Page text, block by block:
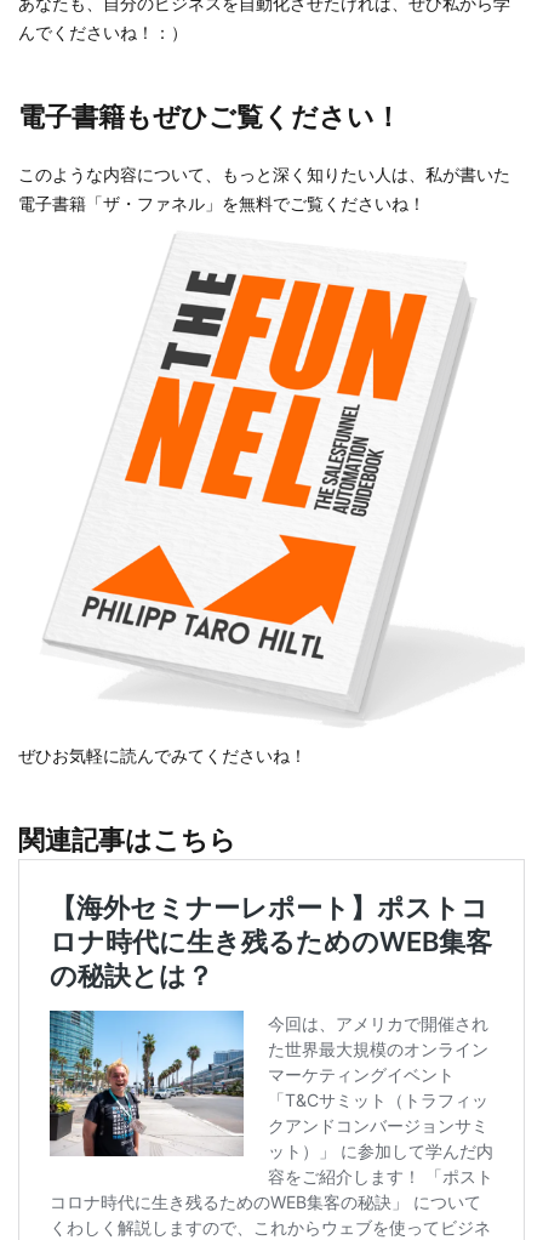
んでくださいね！：）
電子書籍もぜひご覧ください！
このような内容について、もっと深く知りたい人は、私が書いた
電子書籍「ザ・ファネル」を無料でご覧くださいね！
ぜひお気軽に読んでみてくださいね！
関連記事はこちら